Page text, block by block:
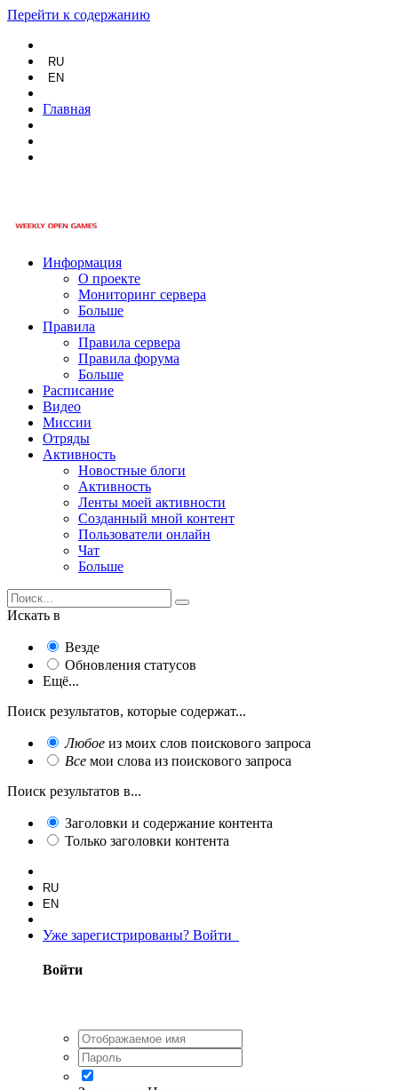
Перейти к содержанию
RU
EN
Главная
Информация
О проекте
Мониторинг сервера
Больше
Правила
Правила сервера
Правила форума
Больше
Расписание
Видео
Миссии
Отряды
Активность
Новостные блоги
Активность
Ленты моей активности
Созданный мной контент
Пользователи онлайн
Чат
Больше
Искать в
Везде
Обновления статусов
Ещё...
Поиск результатов, которые содержат...
Любое из моих слов поискового запроса
Все мои слова из поискового запроса
Поиск результатов в...
Заголовки и содержание контента
Только заголовки контента
RU
EN
Уже зарегистрированы? Войти
Войти